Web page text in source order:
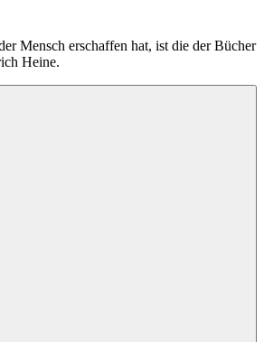
Mensch erschaffen hat, ist die der Bücher
Heine.